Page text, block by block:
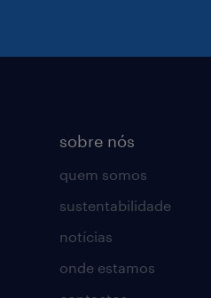
sobre nós
quem somos
sustentabilidade
notícias
onde estamos